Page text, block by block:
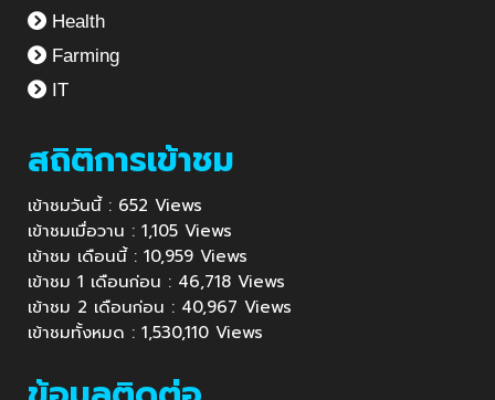
Health
Farming
IT
สถิติการเข้าชม
เข้าชมวันนี้ : 652 Views
เข้าชมเมื่อวาน : 1,105 Views
เข้าชม เดือนนี้ : 10,959 Views
เข้าชม 1 เดือนก่อน : 46,718 Views
เข้าชม 2 เดือนก่อน : 40,967 Views
เข้าชมทั้งหมด : 1,530,110 Views